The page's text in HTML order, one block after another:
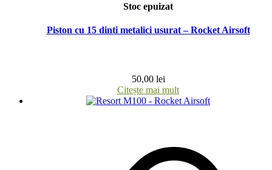
Stoc epuizat
Piston cu 15 dinti metalici usurat – Rocket Airsoft
50,00 lei
Citește mai mult